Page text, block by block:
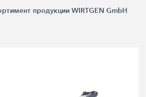
продукции WIRTGEN GmbH